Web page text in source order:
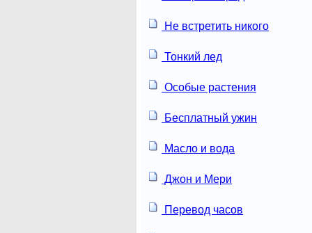
Не встретить никого
Тонкий лед
Особые растения
Бесплатный ужин
Масло и вода
Джон и Мери
Перевод часов